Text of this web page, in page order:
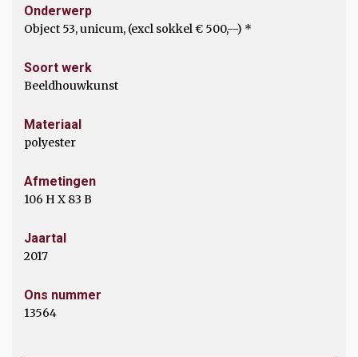
Onderwerp
Object 53, unicum, (excl sokkel € 500,--) *
Soort werk
Beeldhouwkunst
Materiaal
polyester
Afmetingen
106 H X 83 B
Jaartal
2017
Ons nummer
13564